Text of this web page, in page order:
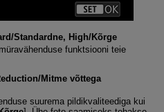
Standardne, High/Kõrge
funktsiooni teie
Mitme võttega
suurema pildikvaliteediga kui